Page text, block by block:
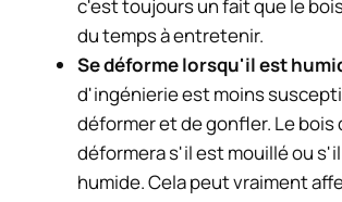
c'est toujours un fait que le
du temps à entretenir.
Se déforme lorsqu'il est
d'ingénierie est moins
déformer et de gonfler. Le bois
déformera s'il est mouillé ou
humide. Cela peut vraiment